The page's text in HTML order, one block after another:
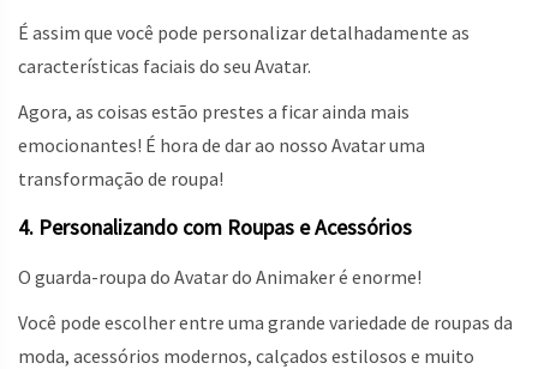
É assim que você pode personalizar detalhadamente as
características faciais do seu Avatar.
Agora, as coisas estão prestes a ficar ainda mais
emocionantes! É hora de dar ao nosso Avatar uma
transformação de roupa!
4. Personalizando com Roupas e Acessórios
O guarda-roupa do Avatar do Animaker é enorme!
Você pode escolher entre uma grande variedade de roupas da
moda, acessórios modernos, calçados estilosos e muito